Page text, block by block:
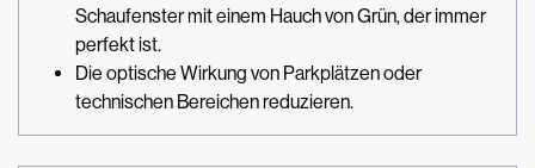
Schaufenster mit einem Hauch von Grün, der immer
perfekt ist.
Die optische Wirkung von Parkplätzen oder
technischen Bereichen reduzieren.